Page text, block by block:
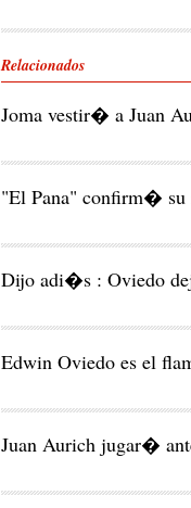
Relacionados
Joma vestir� a Juan
"El Pana" confirm� su
Dijo adi�s : Oviedo
Edwin Oviedo es el
Juan Aurich jugar�